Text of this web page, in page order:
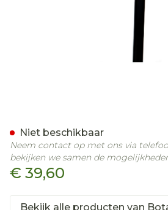
€ 39,60
Niet beschikbaar
Neem contact op met ons via
bekijken we samen de
Bekijk alle producten van